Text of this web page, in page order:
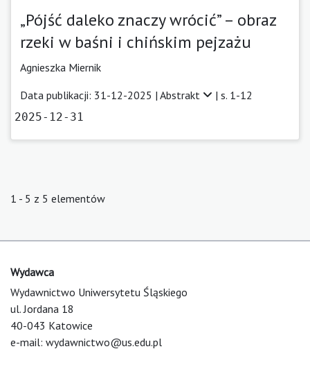
„Pójść daleko znaczy wrócić” – obraz
rzeki w baśni i chińskim pejzażu
Agnieszka Miernik
Data publikacji: 31-12-2025 | Abstrakt | s. 1-12
2025-12-31
1 - 5 z 5 elementów
Wydawca
Wydawnictwo Uniwersytetu Śląskiego
ul. Jordana 18
40-043 Katowice
e-mail: wydawnictwo@us.edu.pl